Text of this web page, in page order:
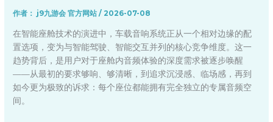
作者： j9九游会 官方网站/2026-07-08
在智能座舱技术的演进中，车载音响系统正从一个相对边缘的配
置选项，变为与智能驾驶、智能交互并列的核心竞争维度。这一
趋势背后，是用户对于座舱内音频体验的深度需求被逐步唤醒
——从最初的要求够响、够清晰，到追求沉浸感、临场感，再到
如今更为极致的诉求：每个座位都能拥有完全独立的专属音频空
间。